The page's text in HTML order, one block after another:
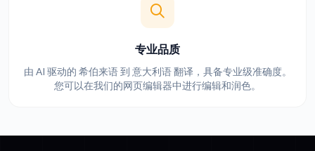
专业品质
由 AI 驱动的 希伯来语 到 意大利语 翻译，具备专业级准确度。
您可以在我们的网页编辑器中进行编辑和润色。